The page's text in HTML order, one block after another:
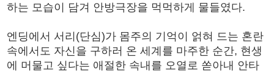
하는 모습이 담겨 안방극장을 먹먹하게 물들였다.
엔딩에서 서리(단심)가 몸주의 기억이 얽혀 드는 혼란
속에서도 자신을 구하러 온 세계를 마주한 순간, 현생
에 머물고 싶다는 애절한 속내를 오열로 쏟아내 안타